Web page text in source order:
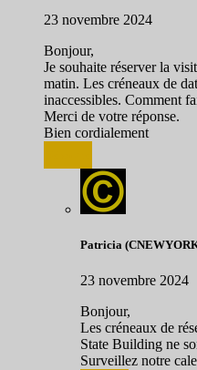
23 novembre 2024
Bonjour,
Je souhaite réserver la
matin. Les créneaux de
inaccessibles. Comment
Merci de votre réponse.
Bien cordialement
Patricia
23 novembre 2024
Bonjour,
Les créneaux de
State Building ne
Surveillez notre